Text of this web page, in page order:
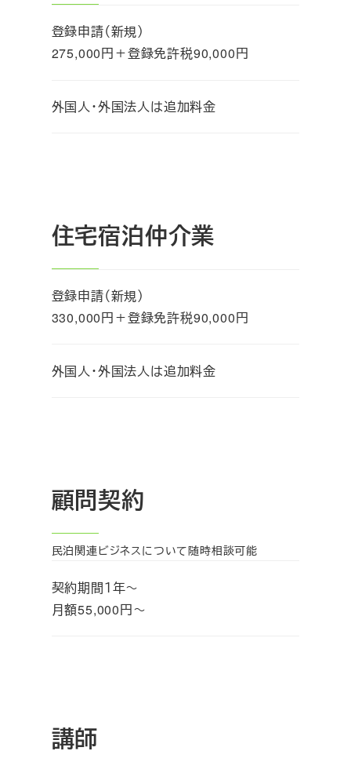
登録申請（新規）
275,000円＋登録免許税90,000円
外国人・外国法人は追加料金
住宅宿泊仲介業
登録申請（新規）
330,000円＋登録免許税90,000円
外国人・外国法人は追加料金
顧問契約
民泊関連ビジネスについて随時相談可能
契約期間１年～
月額55,000円～
講師